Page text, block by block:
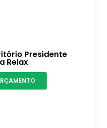
Presidente
Relax